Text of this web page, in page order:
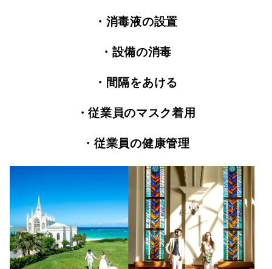
・消毒液の設置
・設備の消毒
・間隔をあける
・従業員のマスク着用
・従業員の健康管理